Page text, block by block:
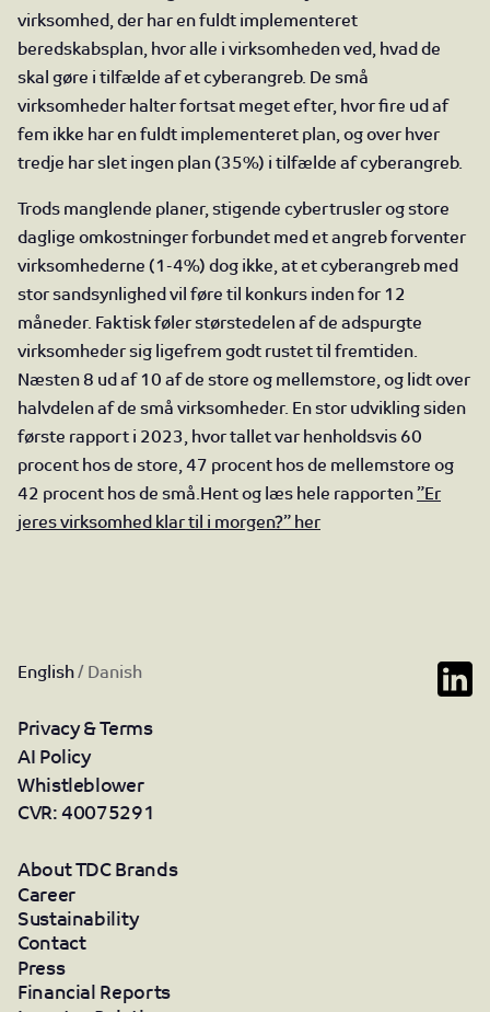
virksomhed, der har en fuldt implementeret
beredskabsplan, hvor alle i virksomheden ved, hvad de
skal gøre i tilfælde af et cyberangreb. De små
virksomheder halter fortsat meget efter, hvor fire ud af
fem ikke har en fuldt implementeret plan, og over hver
tredje har slet ingen plan (35%) i tilfælde af cyberangreb.
Trods manglende planer, stigende cybertrusler og store
daglige omkostninger forbundet med et angreb forventer
virksomhederne (1-4%) dog ikke, at et cyberangreb med
stor sandsynlighed vil føre til konkurs inden for 12
måneder. Faktisk føler størstedelen af de adspurgte
virksomheder sig ligefrem godt rustet til fremtiden.
Næsten 8 ud af 10 af de store og mellemstore, og lidt over
halvdelen af de små virksomheder. En stor udvikling siden
første rapport i 2023, hvor tallet var henholdsvis 60
procent hos de store, 47 procent hos de mellemstore og
42 procent hos de små.Hent og læs hele rapporten”Er
jeres virksomhed klar til i morgen?” her
English/ Danish
Privacy & Terms
AI Policy
Whistleblower
CVR: 40075291
About TDC Brands
Career
Sustainability
Contact
Press
Financial Reports